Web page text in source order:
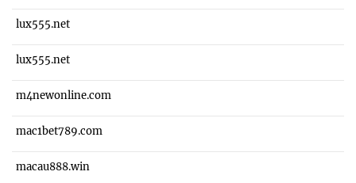
lux555.net
lux555.net
m4newonline.com
mac1bet789.com
macau888.win